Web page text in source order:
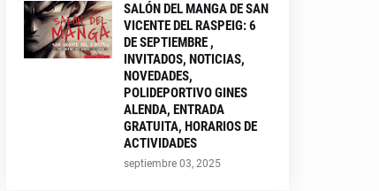
SALÓN DEL MANGA DE SAN
VICENTE DEL RASPEIG: 6
DE SEPTIEMBRE ,
INVITADOS, NOTICIAS,
NOVEDADES,
POLIDEPORTIVO GINES
ALENDA, ENTRADA
GRATUITA, HORARIOS DE
ACTIVIDADES
septiembre 03, 2025